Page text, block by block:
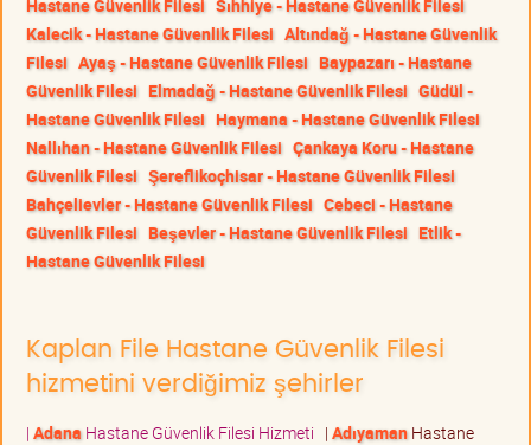
Hastane Güvenlik Filesi Sıhhiye - Hastane Güvenlik Filesi
Kalecik - Hastane Güvenlik Filesi Altındağ - Hastane Güvenlik
Filesi Ayaş - Hastane Güvenlik Filesi Baypazarı - Hastane
Güvenlik Filesi Elmadağ - Hastane Güvenlik Filesi Güdül -
Hastane Güvenlik Filesi Haymana - Hastane Güvenlik Filesi
Nallıhan - Hastane Güvenlik Filesi Çankaya Koru - Hastane
Güvenlik Filesi Şereflikoçhisar - Hastane Güvenlik Filesi
Bahçelievler - Hastane Güvenlik Filesi Cebeci - Hastane
Güvenlik Filesi Beşevler - Hastane Güvenlik Filesi Etlik -
Hastane Güvenlik Filesi
Kaplan File Hastane Güvenlik Filesi
hizmetini verdiğimiz şehirler
| Adana Hastane Güvenlik Filesi Hizmeti | AdıyamanHastane